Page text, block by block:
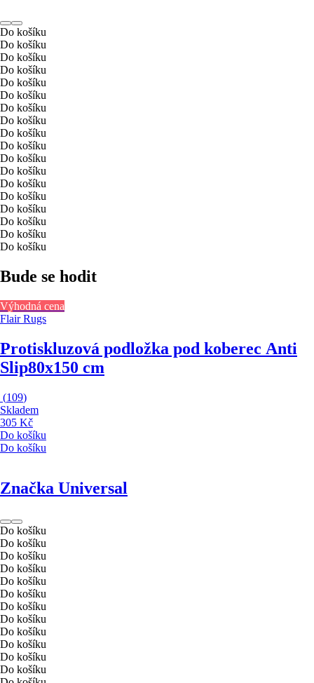
Do košíku
Do košíku
Do košíku
Do košíku
Do košíku
Do košíku
Do košíku
Do košíku
Do košíku
Do košíku
Do košíku
Do košíku
Do košíku
Do košíku
Do košíku
Do košíku
Do košíku
Do košíku
Bude se hodit
Výhodná cena
Flair Rugs
Protiskluzová podložka pod koberec Anti
Slip80x150 cm
(109)
Skladem
305 Kč
Do košíku
Do košíku
Značka Universal
Do košíku
Do košíku
Do košíku
Do košíku
Do košíku
Do košíku
Do košíku
Do košíku
Do košíku
Do košíku
Do košíku
Do košíku